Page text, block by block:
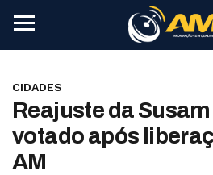
CIDADES
Reajuste da
votado após
AM